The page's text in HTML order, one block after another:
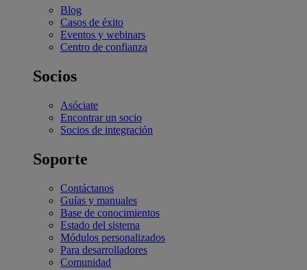
Blog
Casos de éxito
Eventos y webinars
Centro de confianza
Socios
Asóciate
Encontrar un socio
Socios de integración
Soporte
Contáctanos
Guías y manuales
Base de conocimientos
Estado del sistema
Módulos personalizados
Para desarrolladores
Comunidad